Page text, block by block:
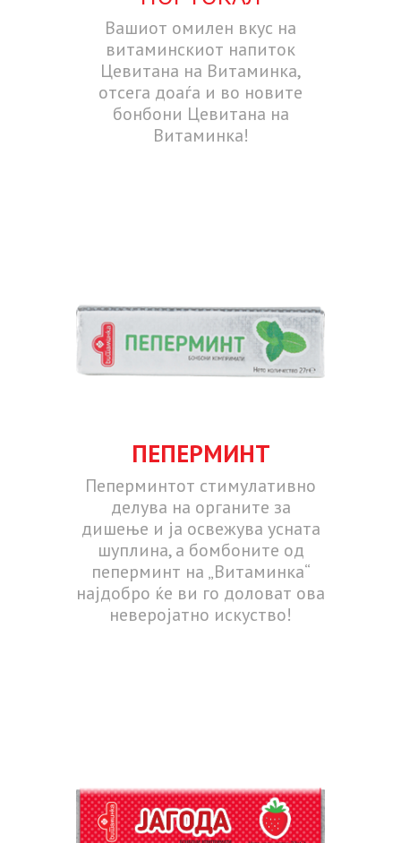
Вашиот омилен вкус на
витаминскиот напиток
Цевитана на Витаминка,
отсега доаѓа и во новите
бонбони Цевитана на
Витаминка!
ПЕПЕРМИНТ
Пеперминтот стимулативно
делува на органите за
дишење и ја освежува усната
шуплина, а бомбоните од
пеперминт на „Витаминка“
најдобро ќе ви го доловат ова
неверојатно искуство!